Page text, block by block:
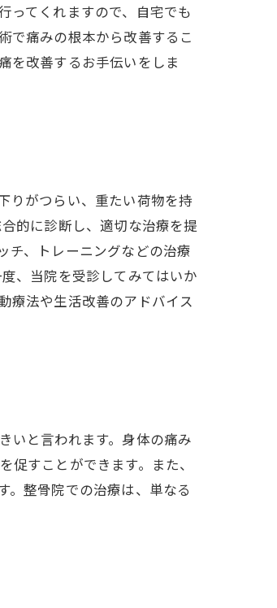
ってくれますので、自宅でも
で痛みの根本から改善するこ
を改善するお手伝いをしま
りがつらい、重たい荷物を持
的に診断し、適切な治療を提
チ、トレーニングなどの治療
、当院を受診してみてはいか
療法や生活改善のアドバイス
いと言われます。身体の痛み
すことができます。また、
。整骨院での治療は、単なる